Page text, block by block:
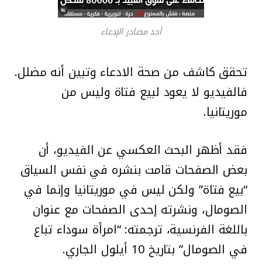
أحد مصادر الإدعاء
تحقق كاشف من صحة الادعاء وتبين أنه مضلل.
فالفيديو لا يعود لبيع فتاة وليس من
موريتانيا.
فقد أظهر البحث العكسي عن الفيديو، أن
بعض الصفحات قامت بنشره في نفس السياق
“بيع فتاة” ولكن ليس في موريتانيا وإنما في
الصومال، ونشرته إحدى الصفحات مع عنوان
باللغة الفرنسية، ترجمته: “امرأة سوداء تباع
في الصومال” بتاريخ 10 أيلول الجاري.